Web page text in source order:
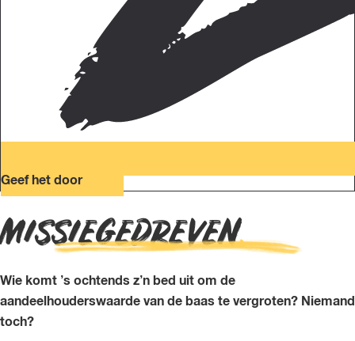
Geef het door
MISSIE­GEDRE­VEN.
Wie komt ’s ochtends z’n bed uit om de
aandeelhouderswaarde van de baas te vergroten? Niemand
toch?